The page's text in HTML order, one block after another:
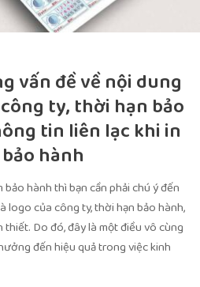
vấn đề về nội dung
ty, thời hạn bảo
tin liên lạc khi in
hành
hành thì bạn cần phải chú ý đến
logo của công ty, thời hạn bảo hành,
Do đó, đây là một điều vô cùng
đến hiệu quả trong việc kinh